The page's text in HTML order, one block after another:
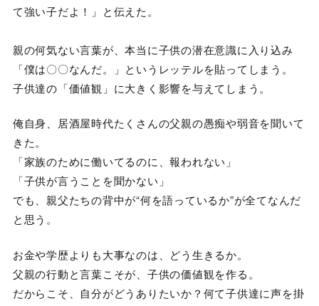
て強い子だよ！」と伝えた。
親の何気ない言葉が、本当に子供の潜在意識に入り込み
「僕は〇〇なんだ。」というレッテルを貼ってしまう。
子供達の「価値観」に大きく影響を与えてしまう。
俺自身、居酒屋時代たくさんの父親の愚痴や弱音を聞いて
きた。
「家族のために働いてるのに、報われない」
「子供が言うことを聞かない」
でも、親父たちの背中が“何を語っているか”が全てなんだ
と思う。
お金や学歴よりも大事なのは、どう生きるか。
父親の行動と言葉こそが、子供の価値観を作る。
だからこそ、自分がどうありたいか？何て子供達に声を掛